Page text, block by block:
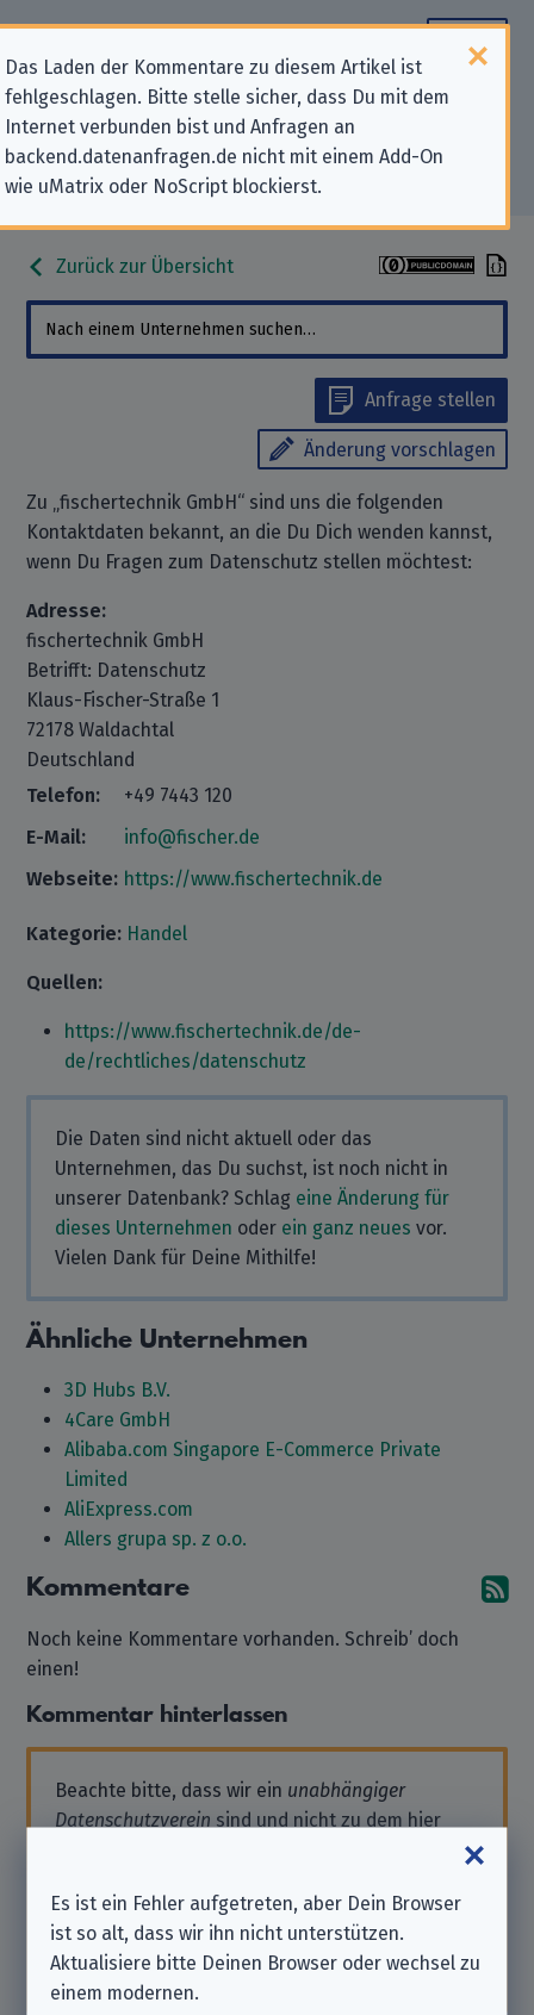
Das Laden der Kommentare zu diesem Artikel ist
fehlgeschlagen. Bitte stelle sicher, dass Du mit dem
Internet verbunden bist und Anfragen an
backend.datenanfragen.de nicht mit einem Add-On
wie uMatrix oder NoScript blockierst.
Datenschutz-Kontaktdaten für
„fischertechnik GmbH“
Zurück zur Übersicht
Anfrage stellen
Änderung vorschlagen
Zu „fischertechnik GmbH“ sind uns die folgenden
Kontaktdaten bekannt, an die Du Dich wenden kannst,
wenn Du Fragen zum Datenschutz stellen möchtest:
Adresse:
fischertechnik GmbH
Betrifft: Datenschutz
Klaus-Fischer-Straße 1
72178 Waldachtal
Deutschland
Telefon:
+49 7443 120
E-Mail:
info@fischer.de
Webseite: https://www.fischertechnik.de
Kategorie: Handel
Quellen:
https://www.fischertechnik.de/de-
de/rechtliches/datenschutz
Die Daten sind nicht aktuell oder das
Unternehmen, das Du suchst, ist noch nicht in
unserer Datenbank? Schlag eine Änderung für
dieses Unternehmen oder ein ganz neues vor.
Vielen Dank für Deine Mithilfe!
Ähnliche Unternehmen
3D Hubs B.V.
4Care GmbH
Alibaba.com Singapore E-Commerce Private
Limited
AliExpress.com
Allers grupa sp. z o.o.
Kommentare
Noch keine Kommentare vorhanden. Schreib’ doch
einen!
Kommentar hinterlassen
Beachte bitte, dass wir ein unabhängiger
Datenschutzverein sind und nicht zu dem hier
Anfrage stellen wollen, wende Dich bitte direkt
an das Unternehmen. Wir können Dir hierbei
nichthelfen. Danke für Dein Verständnis.
Es ist ein Fehler aufgetreten, aber Dein Browser
ist so alt, dass wir ihn nicht unterstützen.
Aktualisiere bitte Deinen Browser oder wechsel zu
einem modernen.